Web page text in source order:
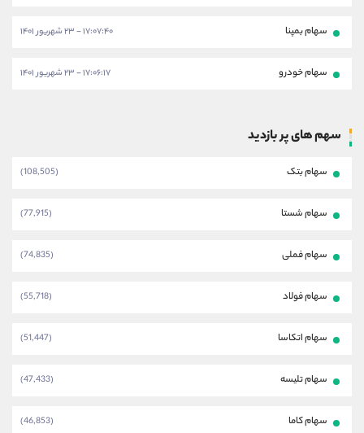
سهام بمپنا ۱۷:۰۷:۴۰ - ۲۳ شهریور ۱۴۰۱
سهام خودرو ۱۷:۰۶:۱۷ - ۲۳ شهریور ۱۴۰۱
سهم های پر بازدید
سهام بتک (108,505)
سهام شستا (77,915)
سهام فملی (74,835)
سهام فولاد (55,718)
سهام اتکاسا (51,447)
سهام تلیسه (47,433)
سهام کاما (46,853)